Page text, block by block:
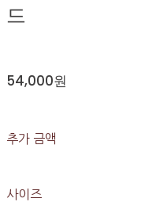
드
54,000원
추가 금액
사이즈